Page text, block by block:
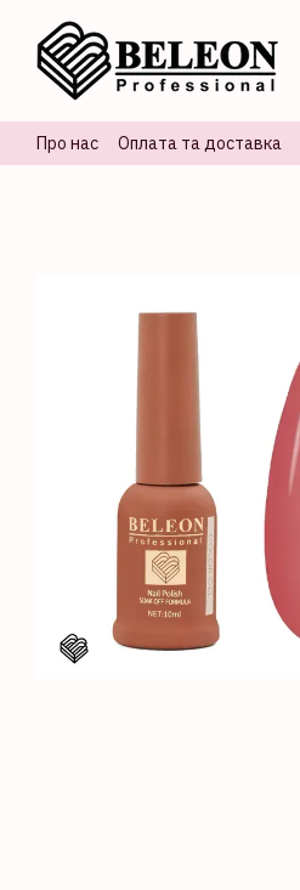
Перейти до основного контенту
Про нас Оплата та доставка